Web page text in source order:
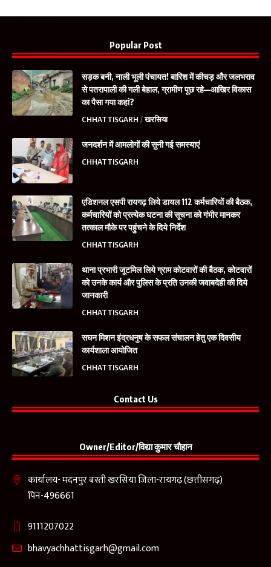
Popular Post
सड़क बनी, नाली भूली पंचायत! बारिश में कीचड़ और जलभराव
से पतरापाली की गली बेहाल, ग्रामीण पूछ रहे—आखिर विकास
का पैसा गया कहां?
CHHATTISGARH खरसिया
जनदर्शन में आमलोगों की सुनी गई समस्याएं
CHHATTISGARH
एडिशनल एसपी रायगढ़ लिये डायल 112 कर्मचारियों की बैठक,
कर्मचारियों को प्रत्येक घटना की सूचना को गंभीर मानकर
तत्काल मौके पर पहुंचने के दिये निर्देश
CHHATTISGARH
थाना प्रभारी जूटमिल लिये ग्राम कोटवारों की बैठक, कोटवारों
को उनके कार्य और पुलिस के प्रति उनकी जवाबदेही की दिये
जानकारी
CHHATTISGARH
सघन मिशन इंद्रधनुष के सफल संचालन हेतु एक दिवसीय
कार्यशाला आयोजित
CHHATTISGARH
Contact Us
Owner/Editor/विद्या कुमार चौहान
कार्यालय- मदनपुर बस्ती खरसिया जिला-रायगढ़ (छत्तीसगढ़)
पिन-496661
9111207022
bhavyachhattisgarh@gmail.com